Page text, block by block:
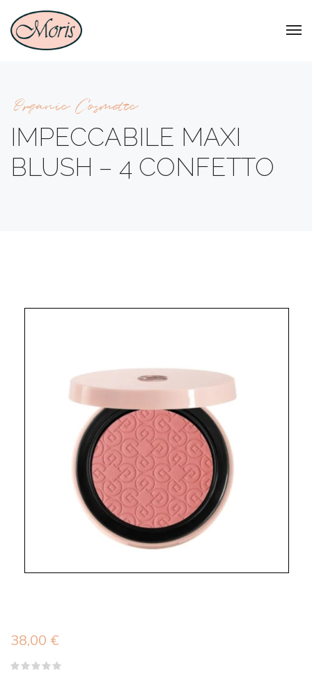
Organic Cosmetic
IMPECCABILE MAXI
BLUSH – 4 CONFETTO
38,00 €